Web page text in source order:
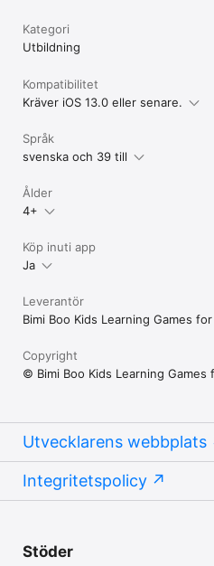
Kategori
Utbildning
Kompatibilitet
Kräver iOS 13.0 eller senare.
Språk
svenska och 39 till
Ålder
4+
Köp inuti app
Ja
Leverantör
Bimi Boo Kids Learning Games
Copyright
© Bimi Boo Kids Learning Games
Utvecklarens webbplats
Integritetspolicy
Stöder